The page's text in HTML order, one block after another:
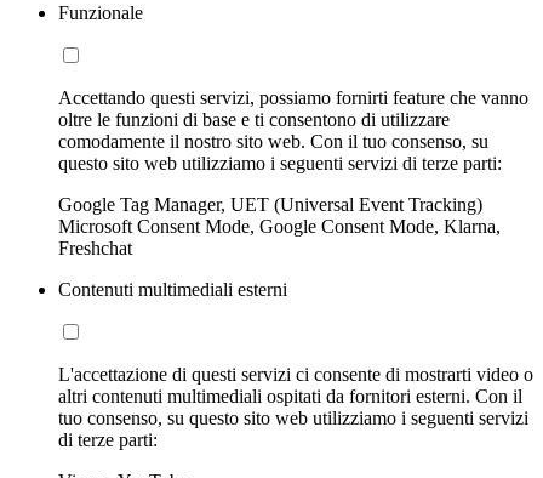
Funzionale
Accettando questi servizi, possiamo fornirti feature che vanno
oltre le funzioni di base e ti consentono di utilizzare
comodamente il nostro sito web. Con il tuo consenso, su
questo sito web utilizziamo i seguenti servizi di terze parti:
Google Tag Manager, UET (Universal Event Tracking)
Microsoft Consent Mode, Google Consent Mode, Klarna,
Freshchat
Contenuti multimediali esterni
L'accettazione di questi servizi ci consente di mostrarti video o
altri contenuti multimediali ospitati da fornitori esterni. Con il
tuo consenso, su questo sito web utilizziamo i seguenti servizi
di terze parti: